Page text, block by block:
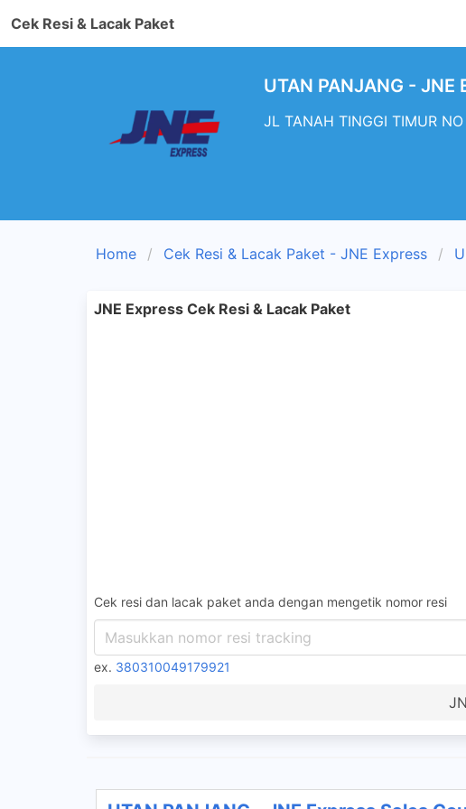
Cek Resi & Lacak Paket
UTAN PANJANG -
JL TANAH TINGGI TIMUR
Home Cek Resi & Lacak Paket - JNE Express
JNE Express Cek Resi & Lacak Paket
Cek resi dan lacak paket anda dengan mengetik nomor resi
ex. 380310049179921